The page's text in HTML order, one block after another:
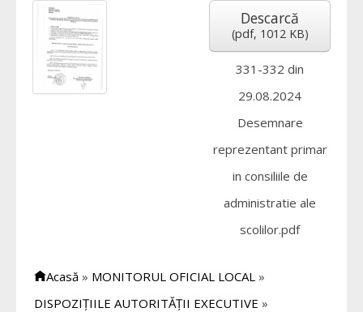
Descarcă
(pdf, 1012 KB)
331-332 din
29.08.2024
Desemnare
reprezentant primar
in consiliile de
administratie ale
scolilor.pdf
Acasă » MONITORUL OFICIAL LOCAL »
DISPOZIȚIILE AUTORITĂȚII EXECUTIVE »